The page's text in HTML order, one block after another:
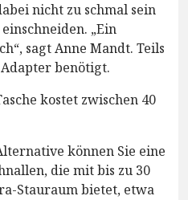
nicht zu schmal sein
„Ein
sagt Anne Mandt. Teils
benötigt.
kostet zwischen 40
können Sie eine
die mit bis zu 30
Stauraum bietet, etwa